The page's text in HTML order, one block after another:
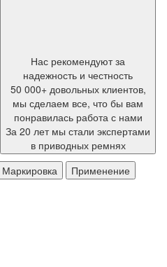
Нас рекомендуют за
надежность и честность
50 000+ довольных клиентов,
мы сделаем все, что бы вам
понравилась работа с нами
За 20 лет мы стали экспертами
в приводных ремнях
Маркировка
Применение